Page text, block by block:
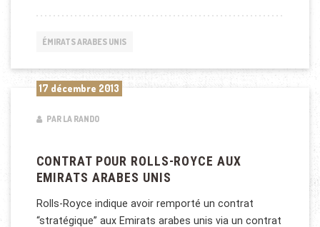
ÉMIRATS ARABES UNIS
17 décembre 2013
PAR LA RANDO
CONTRAT POUR ROLLS-ROYCE AUX
EMIRATS ARABES UNIS
Rolls-Royce indique avoir remporté un contrat
“stratégique” aux Emirats arabes unis via un contrat